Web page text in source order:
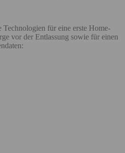
Technologien für eine erste Home-
vor der Entlassung sowie für einen